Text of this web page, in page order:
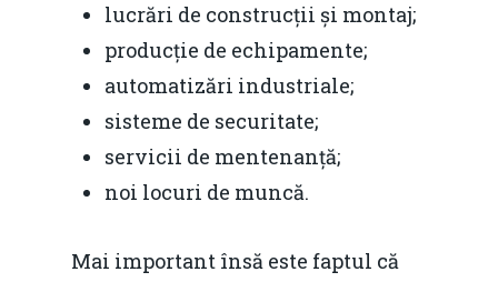
lucrări de construcții și montaj;
producție de echipamente;
automatizări industriale;
sisteme de securitate;
servicii de mentenanță;
noi locuri de muncă.
Mai important însă este faptul că